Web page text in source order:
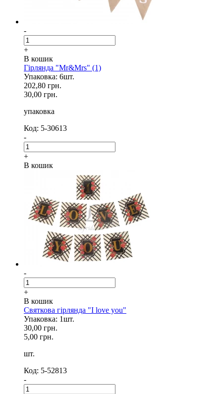
-
+
В кошик
Гірлянда "Mr&Mrs" (1)
Упаковка: 6шт.
202,80 грн.
30,00 грн.
упаковка
Код: 5-30613
-
+
В кошик
-
+
В кошик
Святкова гірлянда "I love you"
Упаковка: 1шт.
30,00 грн.
5,00 грн.
шт.
Код: 5-52813
-